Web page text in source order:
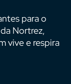
para o
Nortrez,
vive e respira